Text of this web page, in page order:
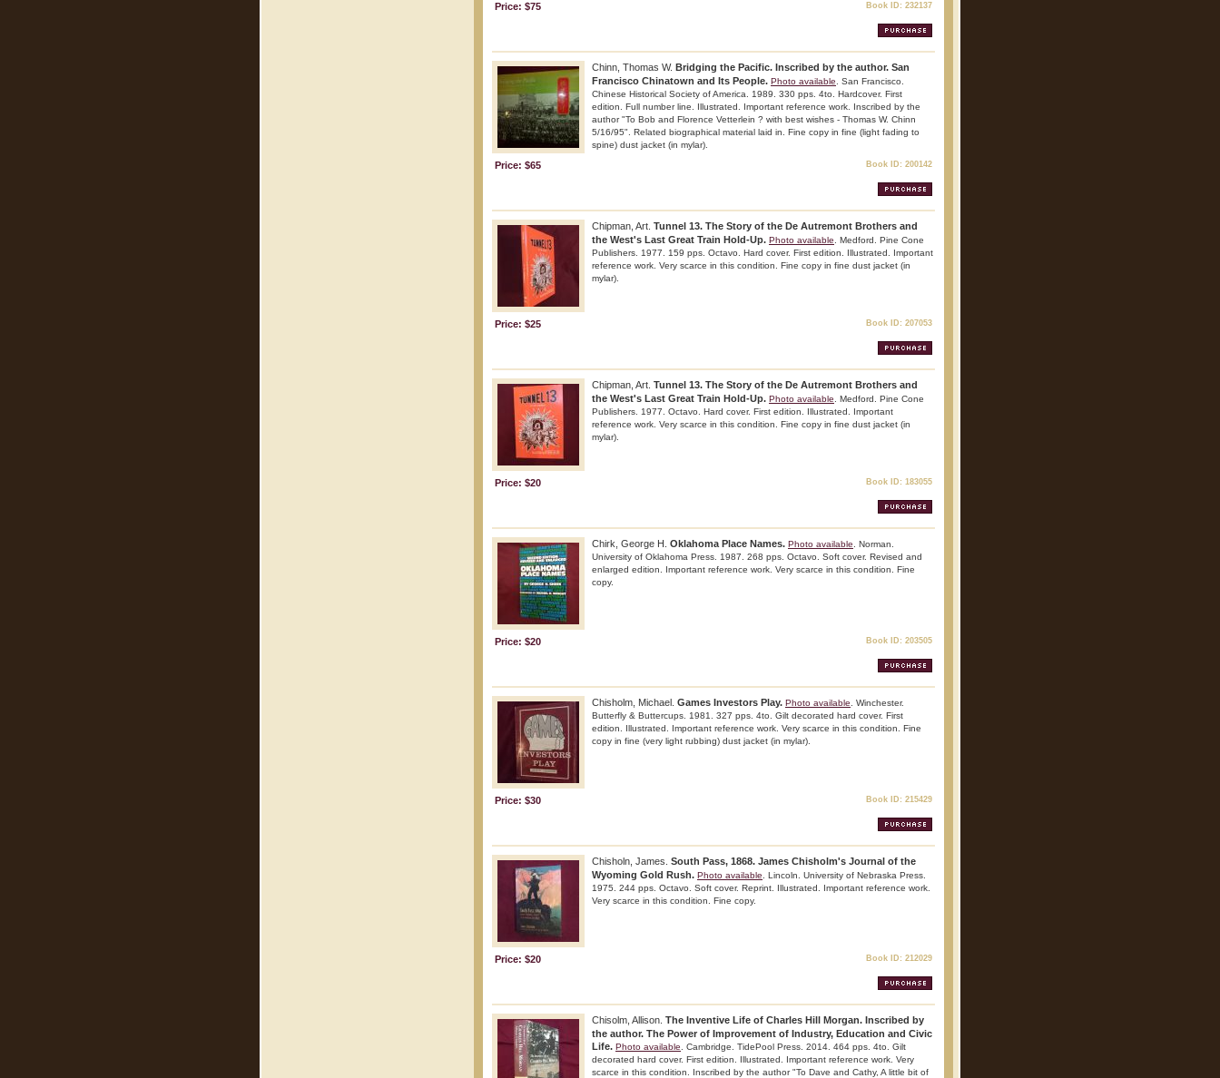
Price: $75 Book ID: 232137
Chinn, Thomas W. Bridging the Pacific. Inscribed by the author. San
Francisco Chinatown and Its People. Photo available . San Francisco.
Chinese Historical Society of America. 1989. 330 pps. 4to. Hardcover. First
edition. Full number line. Illustrated. Important reference work. Inscribed by the
author "To Bob and Florence Vetterlein ? with best wishes - Thomas W. Chinn
5/16/95". Related biographical material laid in. Fine copy in fine (light fading to
spine) dust jacket (in mylar).
Price: $65 Book ID: 200142
Chipman, Art. Tunnel 13. The Story of the De Autremont Brothers and
the West's Last Great Train Hold-Up. Photo available . Medford. Pine Cone
Publishers. 1977. 159 pps. Octavo. Hard cover. First edition. Illustrated. Important
reference work. Very scarce in this condition. Fine copy in fine dust jacket (in
mylar).
Price: $25 Book ID: 207053
Chipman, Art. Tunnel 13. The Story of the De Autremont Brothers and
the West's Last Great Train Hold-Up. Photo available . Medford. Pine Cone
Publishers. 1977. Octavo. Hard cover. First edition. Illustrated. Important
reference work. Very scarce in this condition. Fine copy in fine dust jacket (in
mylar).
Price: $20 Book ID: 183055
Chirk, George H. Oklahoma Place Names. Photo available . Norman.
University of Oklahoma Press. 1987. 268 pps. Octavo. Soft cover. Revised and
enlarged edition. Important reference work. Very scarce in this condition. Fine
copy.
Price: $20 Book ID: 203505
Chisholm, Michael. Games Investors Play. Photo available . Winchester.
Butterfly & Buttercups. 1981. 327 pps. 4to. Gilt decorated hard cover. First
edition. Illustrated. Important reference work. Very scarce in this condition. Fine
copy in fine (very light rubbing) dust jacket (in mylar).
Price: $30 Book ID: 215429
Chisholn, James. South Pass, 1868. James Chisholm's Journal of the
Wyoming Gold Rush. Photo available . Lincoln. University of Nebraska Press.
1975. 244 pps. Octavo. Soft cover. Reprint. Illustrated. Important reference work.
Very scarce in this condition. Fine copy.
Price: $20 Book ID: 212029
Chisolm, Allison. The Inventive Life of Charles Hill Morgan. Inscribed by
the author. The Power of Improvement of Industry, Education and Civic
Life. Photo available . Cambridge. TidePool Press. 2014. 464 pps. 4to. Gilt
decorated hard cover. First edition. Illustrated. Important reference work. Very
scarce in this condition. Inscribed by the author "To Dave and Cathy, A little bit of